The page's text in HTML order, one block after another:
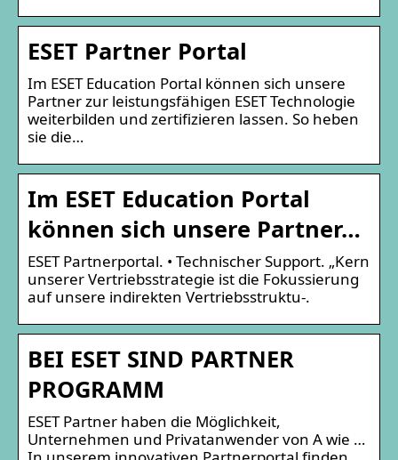
ESET Partner Portal
Im ESET Education Portal können sich unsere
Partner zur leistungsfähigen ESET Technologie
weiterbilden und zertifizieren lassen. So heben
sie die…
Im ESET Education Portal
können sich unsere Partner…
ESET Partnerportal. • Technischer Support. „Kern
unserer Vertriebsstrategie ist die Fokussierung
auf unsere indirekten Vertriebsstruktu-.
BEI ESET SIND PARTNER
PROGRAMM
ESET Partner haben die Möglichkeit,
Unternehmen und Privatanwender von A wie …